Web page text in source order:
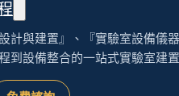
計與建置』、『實驗室設備儀
到設備整合的一站式實驗室建